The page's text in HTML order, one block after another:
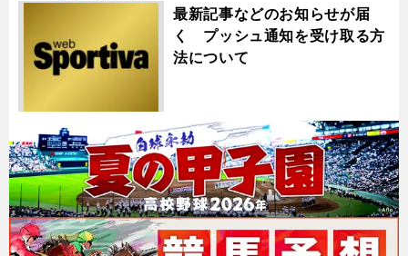
最新記事などのお知らせが届
く プッシュ通知を受け取る方
法について